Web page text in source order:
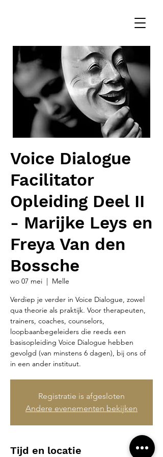
Voice Dialogue
Facilitator
Opleiding Deel II
- Marijke Leys en
Freya Van den
Bossche
wo 07 mei
  |
Melle
Verdiep je verder in Voice Dialogue, zowel
qua theorie als praktijk. Voor therapeuten,
trainers, coaches, counselors,
loopbaanbegeleiders die reeds een
basisopleiding Voice Dialogue hebben
gevolgd (van minstens 6 dagen), bij ons of
in een ander instituut.
Registratie is afgesloten
Andere evenementen bekijken
Tijd en locatie